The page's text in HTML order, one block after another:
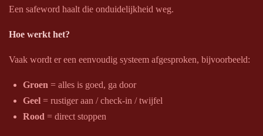
Een safeword haalt die onduidelijkheid weg.
Hoe werkt het?
Vaak wordt er een eenvoudig systeem afgesproken, bijvoorbeeld:
Groen = alles is goed, ga door
Geel = rustiger aan / check-in / twijfel
Rood = direct stoppen